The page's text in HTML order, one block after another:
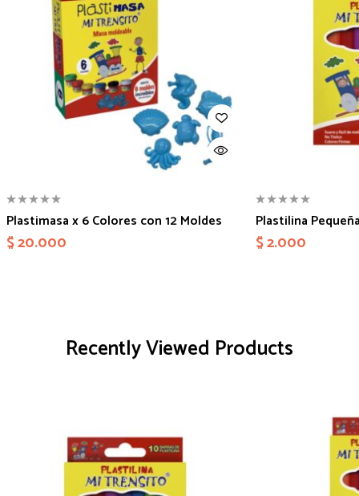
Plastimasa x 6 Colores con 12 Moldes
$20.000
Plastilina
$2.000
Recently Viewed Products